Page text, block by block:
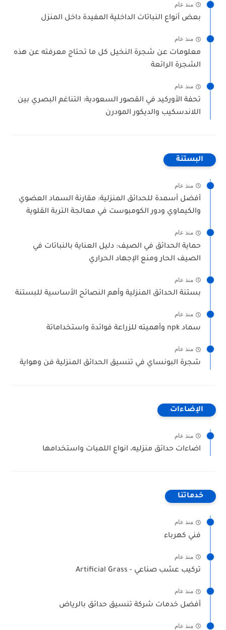
منذ عام
بعض أنواع النباتات الداخلية المفيدة داخل المنزل
منذ عام
معلومات عن شجرة النخيل كل ما تحتاج معرفته عن هذه
الشجرة الرائعة
منذ عام
تحفة الأوركيد في القصور السعودية: التناغم البصري بين
اللاندسكيب والديكور المودرن
البستنة
منذ عام
أفضل أسمدة للحدائق المنزلية: مقارنة السماد العضوي
والكيماوي ودور الكومبوست في معالجة التربة القلوية
منذ عام
حماية الحدائق في الصيف: دليل العناية بالنباتات في
الصيف الحار ومنع الإجهاد الحراري
منذ عام
بستنة الحدائق المنزلية وأهم النصائح الأساسية للبستنة
منذ عام
سماد npk وأهميته للزراعة فوائدة واستخداماتة
منذ عام
شجرة البونساي في تنسيق الحدائق المنزلية فن وهواية
الإضاءات
منذ عام
اضاءات حدائق منزليه، انواع اللمبات واستخدامها
خدماتنا
منذ عام
فني كهرباء
منذ عام
تركيب عشب صناعي - Artificial Grass
منذ عام
أفضل خدمات شركة تنسيق حدائق بالرياض
منذ عام